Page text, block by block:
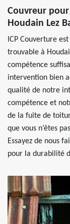
Couvreur
Houdain Lez
ICP Couverture
trouvable à
compétence
intervention bien
qualité de notre
compétence et
de la fuite de
que vous n’êtes
Essayez de nous
pour la durabilité